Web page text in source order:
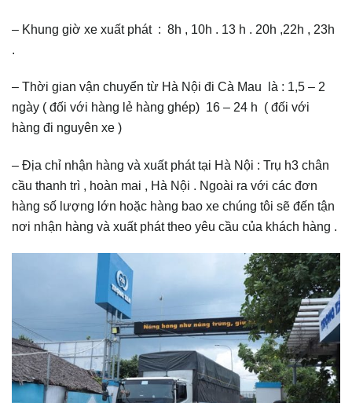
– Khung giờ xe xuất phát : 8h , 10h . 13 h . 20h ,22h , 23h
.
– Thời gian vận chuyển từ Hà Nội đi Cà Mau là : 1,5 – 2
ngày ( đối với hàng lẻ hàng ghép) 16 – 24 h ( đối với
hàng đi nguyên xe )
– Địa chỉ nhận hàng và xuất phát tại Hà Nội : Trụ h3 chân
cầu thanh trì , hoàn mai , Hà Nội . Ngoài ra với các đơn
hàng số lượng lớn hoặc hàng bao xe chúng tôi sẽ đến tận
nơi nhận hàng và xuất phát theo yêu cầu của khách hàng .